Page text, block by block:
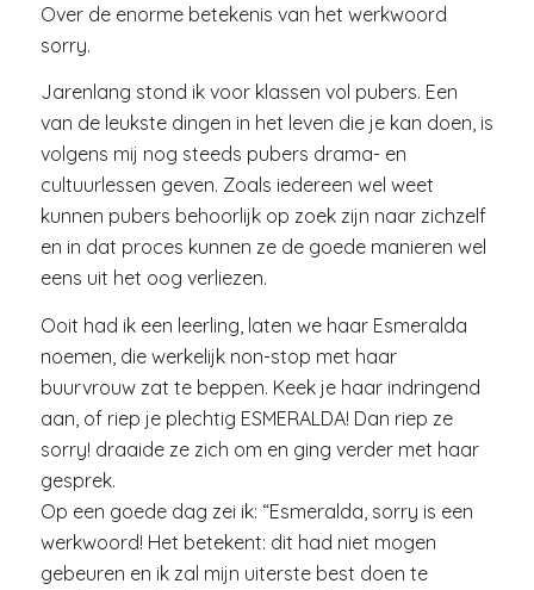
Over de enorme betekenis van het werkwoord
sorry.
Jarenlang stond ik voor klassen vol pubers. Een
van de leukste dingen in het leven die je kan doen, is
volgens mij nog steeds pubers drama- en
cultuurlessen geven. Zoals iedereen wel weet
kunnen pubers behoorlijk op zoek zijn naar zichzelf
en in dat proces kunnen ze de goede manieren wel
eens uit het oog verliezen.
Ooit had ik een leerling, laten we haar Esmeralda
noemen, die werkelijk non-stop met haar
buurvrouw zat te beppen. Keek je haar indringend
aan, of riep je plechtig ESMERALDA! Dan riep ze
sorry! draaide ze zich om en ging verder met haar
gesprek.
Op een goede dag zei ik: “Esmeralda, sorry is een
werkwoord! Het betekent: dit had niet mogen
gebeuren en ik zal mijn uiterste best doen te